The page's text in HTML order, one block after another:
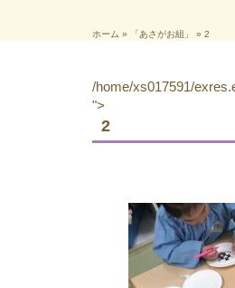
ホーム » 「あさがお組」 » 2
/home/xs017591/
">
2